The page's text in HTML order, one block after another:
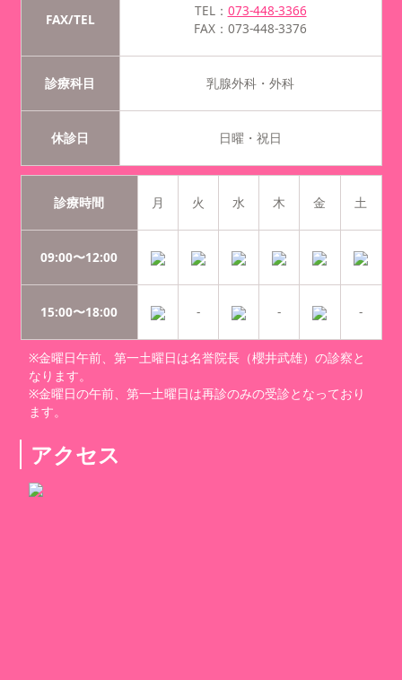
FAX/TEL
TEL： 073-448-3366
FAX：073-448-3376
診療科目 乳腺外科・外科
休診日 日曜・祝日
診療時間 月 火 水 木 金 土
09:00〜12:00
15:00〜18:00 - - -
※金曜日午前、第一土曜日は名誉院長（櫻井武雄）の診察と
なります。
※金曜日の午前、第一土曜日は再診のみの受診となっており
ます。
アクセス